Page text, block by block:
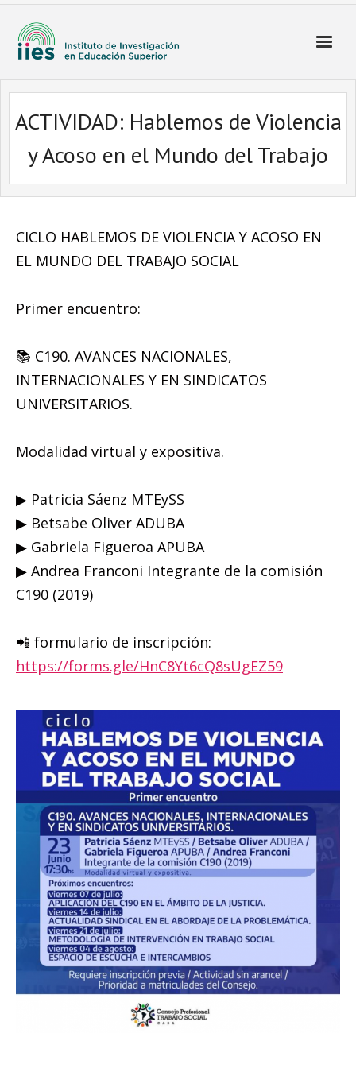
ACTIVIDAD: Hablemos de Violencia
y Acoso en el Mundo del Trabajo
CICLO HABLEMOS DE VIOLENCIA Y ACOSO EN
EL MUNDO DEL TRABAJO SOCIAL
Primer encuentro:
📚 C190. AVANCES NACIONALES,
INTERNACIONALES Y EN SINDICATOS
UNIVERSITARIOS.
Modalidad virtual y expositiva.
▶ Patricia Sáenz MTEySS
▶ Betsabe Oliver ADUBA
▶ Gabriela Figueroa APUBA
▶ Andrea Franconi Integrante de la comisión
C190 (2019)
📲 formulario de inscripción:
https://forms.gle/HnC8Yt6cQ8sUgEZ59